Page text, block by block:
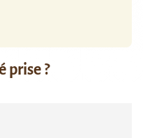
prise ?